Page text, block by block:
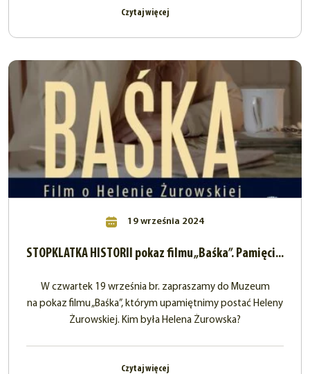
Czytaj więcej
19 września 2024
STOPKLATKA HISTORII pokaz filmu „Baśka”. Pamięci...
W czwartek 19 września br. zapraszamy do Muzeum
na pokaz filmu „Baśka”, którym upamiętnimy postać Heleny
Żurowskiej. Kim była Helena Żurowska?
Czytaj więcej